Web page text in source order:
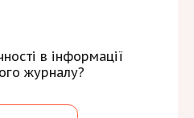
в інформації
журналу?